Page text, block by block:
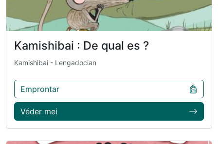
Kamishibai : De qual es ?
Kamishibai - Lengadocian
Emprontar
Véder mei